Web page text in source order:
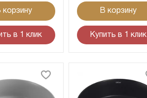
корзину
в 1 клик
В корзину
Купить в 1 клик